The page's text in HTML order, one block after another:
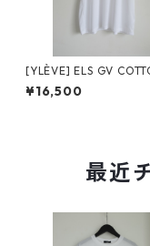
[YLÈVE] ELS GV
WHITE
¥16,500
最近